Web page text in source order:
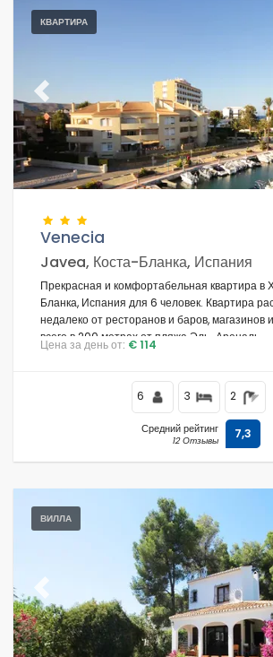
КВАРТИРА
Previous
Venecia
Javea, Коста-Бланка, Испания
Прекрасная и комфортабельная квартира в
Бланка, Испания для 6 человек. Квартира
недалеко от ресторанов и баров, магазинов
всего в 200 метрах от пляжа Эль-Ареналь.
Цена за день от: € 114
6 3 2
Средний рейтинг
12 Отзывы 7,3
ВИЛЛА
Previous